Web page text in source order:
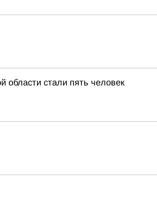
стали пять человек